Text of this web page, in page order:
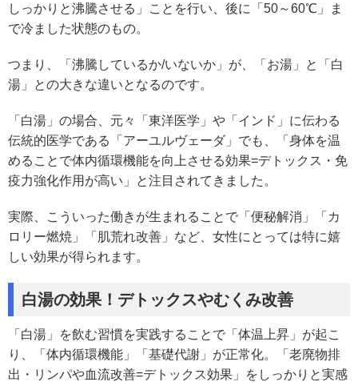
しっかりと沸騰させる」ことを行い、後に「50～60℃」ま
で冷ました状態のもの。
つまり、「沸騰しているか/いないか」が、「お湯」と「白
湯」との大きな違いとなるのです。
「白湯」の場合、元々「東洋医学」や「インド」に伝わる
伝統的医学である「アーユルヴェーダ」でも、「身体を温
めることで体内循環機能を向上させる効果=デトックス・免
疫力強化作用が高い」と注目されてきました。
実際、こういった働きが生まれることで「便秘解消」「カ
ロリー燃焼」「肌荒れ改善」など、女性にとっては特に嬉
しい効果が得られます。
白湯の効果！デトックスやむくみ改善
「白湯」を飲む習慣を実践することで「体温上昇」が起こ
り、「体内循環機能」「基礎代謝」が正常化。「老廃物排
出・リンパや血流改善=デトックス効果」をしっかりと実感